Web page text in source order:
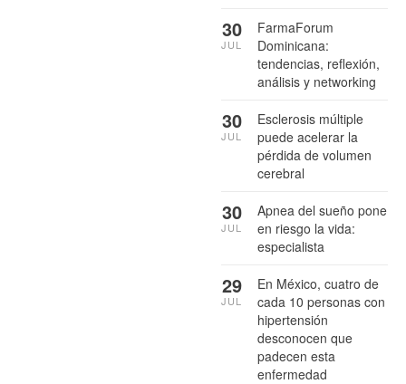
FarmaForum
Dominicana:
tendencias, reflexión,
análisis y networking
30
JUL
Esclerosis múltiple
puede acelerar la
pérdida de volumen
cerebral
30
JUL
Apnea del sueño pone
en riesgo la vida:
especialista
30
JUL
En México, cuatro de
cada 10 personas con
hipertensión
desconocen que
padecen esta
enfermedad
29
JUL